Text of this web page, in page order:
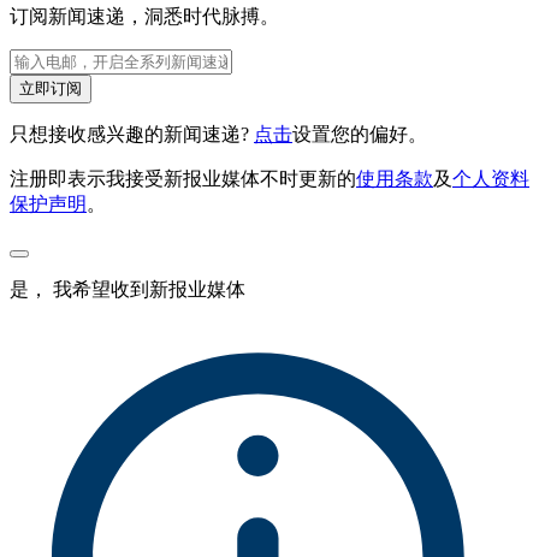
订阅新闻速递，洞悉时代脉搏。
立即订阅
只想接收感兴趣的新闻速递? 点击设置您的偏好。
注册即表示我接受新报业媒体不时更新的使用条款及个人资料
保护声明 。
是， 我希望收到新报业媒体